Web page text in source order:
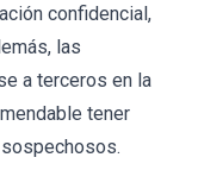
confidencial,
las
a terceros en la
tener